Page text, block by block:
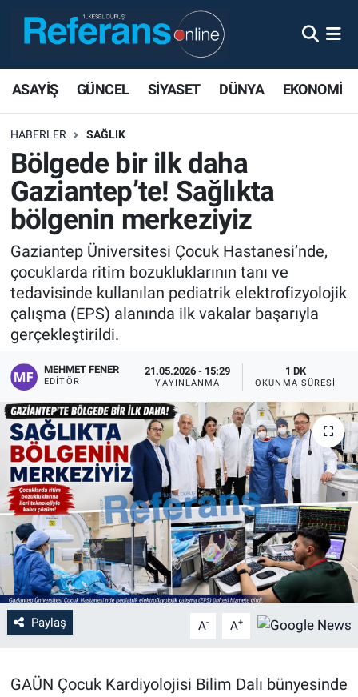
ASAYİŞ GÜNCEL SİYASET DÜNYA EKONOMİ
HABERLER SAĞLIK
Bölgede bir ilk daha
Gaziantep’te! Sağlıkta
bölgenin merkeziyiz
Gaziantep Üniversitesi Çocuk Hastanesi’nde,
çocuklarda ritim bozukluklarının tanı ve
tedavisinde kullanılan pediatrik elektrofizyolojik
çalışma (EPS) alanında ilk vakalar başarıyla
gerçekleştirildi.
MEHMET FENER
EDITÖR
21.05.2026 - 15:29
YAYINLANMA
1 DK
OKUNMA SÜRESI
Paylaş A- A+
GAÜN Çocuk Kardiyolojisi Bilim Dalı bünyesinde